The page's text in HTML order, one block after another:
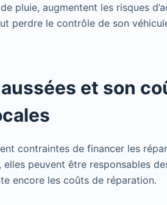
pluie, augmentent les risques
perdre le contrôle de son
et son
contraintes de financer les
peuvent être responsables
encore les coûts de réparation.